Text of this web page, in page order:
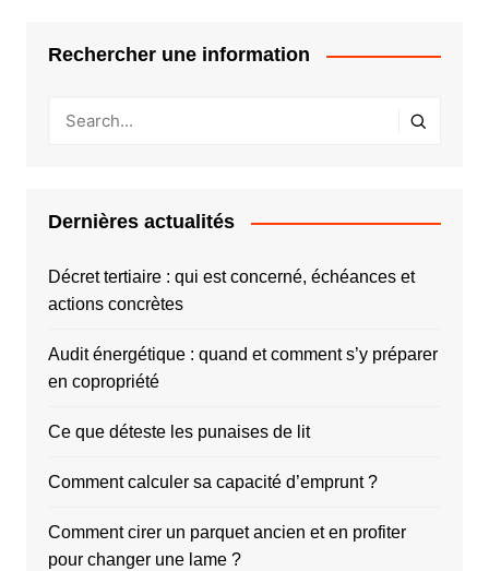
Rechercher une information
Dernières actualités
Décret tertiaire : qui est concerné, échéances et
actions concrètes
Audit énergétique : quand et comment s’y préparer
en copropriété
Ce que déteste les punaises de lit
Comment calculer sa capacité d’emprunt ?
Comment cirer un parquet ancien et en profiter
pour changer une lame ?